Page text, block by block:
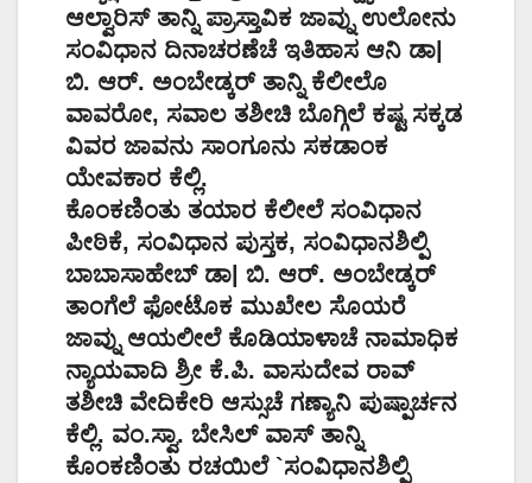
ಆಲ್ವಾರಿಸ್ ತಾನ್ನಿ ಪ್ರಾಸ್ತಾವಿಕ ಜಾವ್ನು ಉಲೋನು
ಸಂವಿಧಾನ ದಿನಾಚರಣೆಚೆ ಇತಿಹಾಸ ಆನಿ ಡಾ|
ಬಿ. ಆರ್. ಅಂಬೇಡ್ಕರ್ ತಾನ್ನಿ ಕೆಲೀಲೊ
ವಾವರೋ, ಸವಾಲ ತಶೀಚಿ ಬೊಗ್ಗಿಲೆ ಕಷ್ಟ ಸಕ್ಕಡ
ವಿವರ ಜಾವನು ಸಾಂಗೂನು ಸಕಡಾಂಕ
ಯೇವಕಾರ ಕೆಲ್ಲಿ.
ಕೊಂಕಣಿಂತು ತಯಾರ ಕೆಲೀಲೆ ಸಂವಿಧಾನ
ಪೀಠಿಕೆ, ಸಂವಿಧಾನ ಪುಸ್ತಕ, ಸಂವಿಧಾನಶಿಲ್ಪಿ
ಬಾಬಾಸಾಹೇಬ್ ಡಾ| ಬಿ. ಆರ್. ಅಂಬೇಡ್ಕರ್
ತಾಂಗೆಲೆ ಫೋಟೊಕ ಮುಖೇಲ ಸೊಯರೆ
ಜಾವ್ನು ಆಯಲೀಲೆ ಕೊಡಿಯಾಳಾಚೆ ನಾಮಾಧಿಕ
ನ್ಯಾಯವಾದಿ ಶ್ರೀ ಕೆ.ಪಿ. ವಾಸುದೇವ ರಾವ್
ತಶೀಚಿ ವೇದಿಕೇರಿ ಆಸ್ಸುಚೆ ಗಣ್ಯಾನಿ ಪುಷ್ಪಾರ್ಚನ
ಕೆಲ್ಲಿ. ವಂ.ಸ್ವಾ. ಬೇಸಿಲ್ ವಾಸ್ ತಾನ್ನಿ
ಕೊಂಕಣಿಂತು ರಚಯಿಲೆ `ಸಂವಿಧಾನಶಿಲ್ಪಿ